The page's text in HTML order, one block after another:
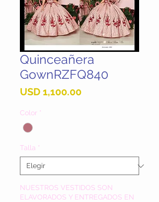
Quinceañera
GownRZFQ840
USD 1,100.00Precio
Color *
Talla *
NUESTROS VESTIDOS SON
ELAVORADOS Y ENTREGADOS EN